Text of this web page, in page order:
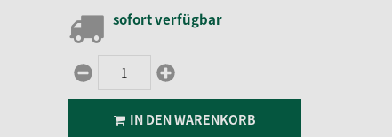
sofort verfügbar
IN DEN WARENKORB